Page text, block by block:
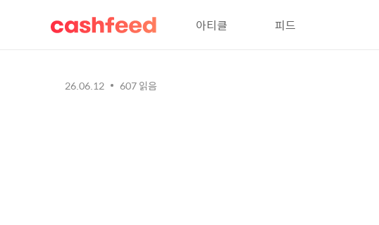
아티클 피드
26.06.12 607 읽음